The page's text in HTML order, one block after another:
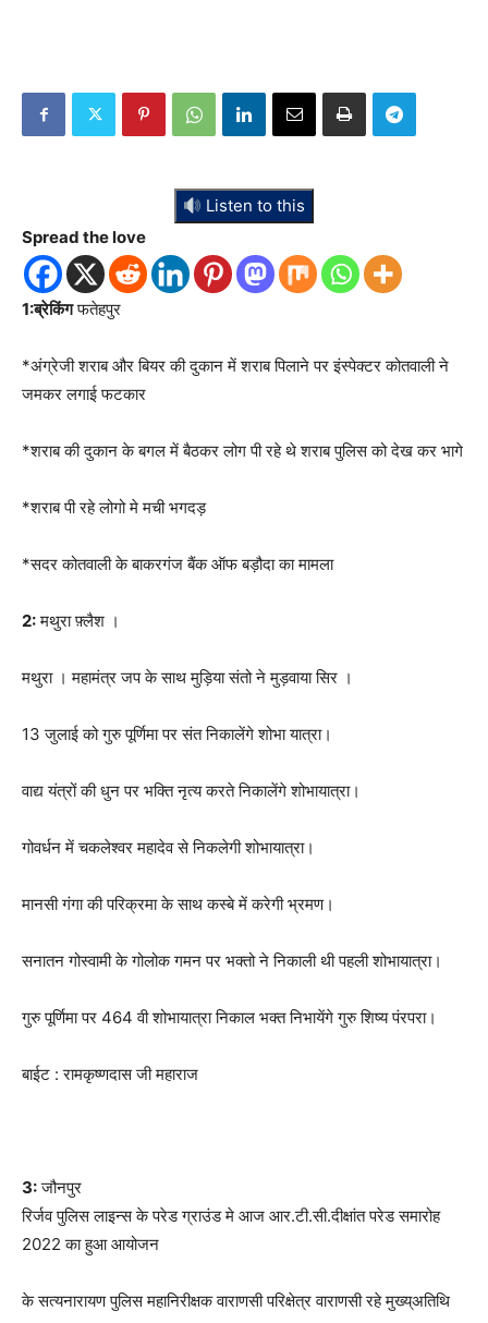
Listen to this
Spread the love
1:ब्रेकिंगफतेहपुर
*अंग्रेजी शराब और बियर की दुकान में शराब पिलाने पर इंस्पेक्टर कोतवाली ने
जमकर लगाई फटकार
*शराब की दुकान के बगल में बैठकर लोग पी रहे थे शराब पुलिस को देख कर भागे
*शराब पी रहे लोगो मे मची भगदड़
*सदर कोतवाली के बाकरगंज बैंक ऑफ बड़ौदा का मामला
2:मथुरा फ़्लैश ।
मथुरा । महामंत्र जप के साथ मुड़िया संतो ने मुड़वाया सिर ।
13 जुलाई को गुरु पूर्णिमा पर संत निकालेंगे शोभा यात्रा।
वाद्य यंत्रों की धुन पर भक्ति नृत्य करते निकालेंगे शोभायात्रा।
गोवर्धन में चकलेश्वर महादेव से निकलेगी शोभायात्रा।
मानसी गंगा की परिक्रमा के साथ कस्बे में करेगी भ्रमण।
सनातन गोस्वामी के गोलोक गमन पर भक्तो ने निकाली थी पहली शोभायात्रा।
गुरु पूर्णिमा पर 464 वी शोभायात्रा निकाल भक्त निभायेंगे गुरु शिष्य पंरपरा।
बाईट : रामकृष्णदास जी महाराज
3:जौनपुर
रिर्जव पुलिस लाइन्स के परेड ग्राउंड मे आज आर.टी.सी.दीक्षांत परेड समारोह
2022 का हुआ आयोजन
के सत्यनारायण पुलिस महानिरीक्षक वाराणसी परिक्षेत्र वाराणसी रहे मुख्य्अतिथि